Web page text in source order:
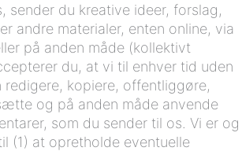
sender du kreative ideer, forslag,
andre materialer, enten online, via
på anden måde (kollektivt
du, at vi til enhver tid uden
kopiere, offentliggøre,
og på anden måde anvende
som du sender til os. Vi er og
(1) at opretholde eventuelle